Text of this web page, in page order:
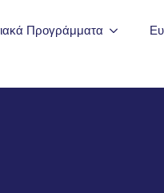
Προγράμματα